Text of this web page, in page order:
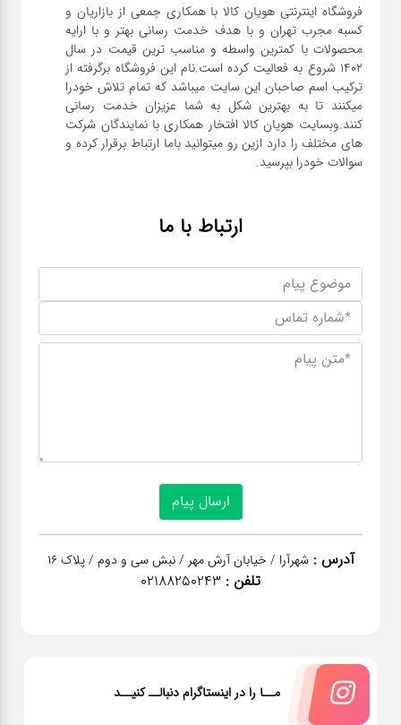
فروشگاه اینترنتی هویان کالا با همکاری جمعی از بازاریان و
کسبه مجرب تهران و با هدف خدمت رسانی بهتر و با ارایه
محصولات با کمترین واسطه و مناسب ترین قیمت در سال
1402 شروع به فعالیت کرده است.نام این فروشگاه برگرفته از
ترکیب اسم صاحبان این سایت میباشد که تمام تلاش خودرا
میکنند تا به بهترین شکل به شما عزیزان خدمت رسانی
کنند.وبسایت هویان کالا افتخار همکاری با نمایندگان شرکت
های مختلف را دارد ازین رو میتوانید باما ارتباط برقرار کرده و
سوالات خودرا بپرسید.
ارتباط با ما
آدرس : شهرآرا / خیابان آرش مهر / نبش سی و دوم / پلاک 16
تلفن : 02188250243
مــا را در اینستاگرام دنبالــ کنیــد